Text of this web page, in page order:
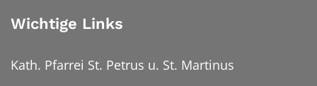
Wichtige Links
Kath. Pfarrei St. Petrus u. St. Martinus